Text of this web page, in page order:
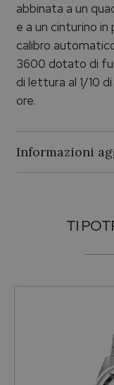
abbinata a un
e a un cinturino
calibro
3600 dotato di
di lettura al 1/10
ore.
Informazioni
TI